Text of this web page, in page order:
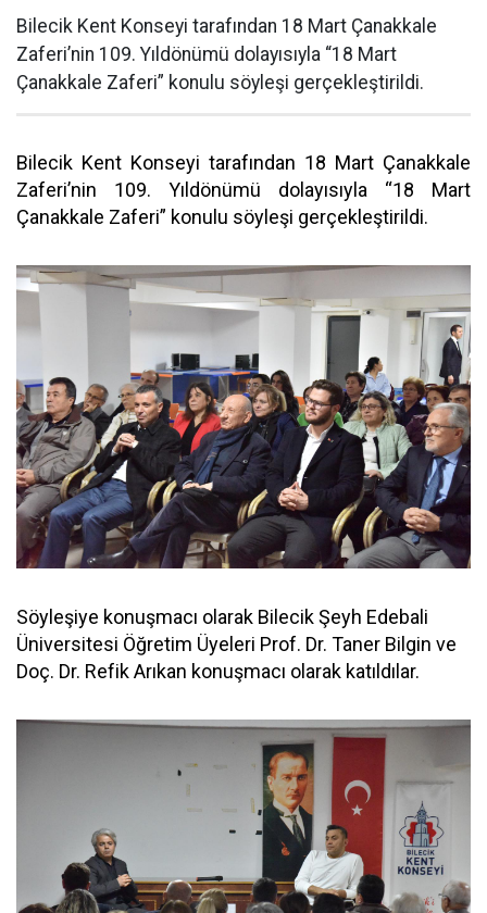
Bilecik Kent Konseyi tarafından 18 Mart Çanakkale
Zaferi’nin 109. Yıldönümü dolayısıyla “18 Mart
Çanakkale Zaferi” konulu söyleşi gerçekleştirildi.
Bilecik Kent Konseyi tarafından 18 Mart Çanakkale
Zaferi’nin 109. Yıldönümü dolayısıyla “18 Mart
Çanakkale Zaferi” konulu söyleşi gerçekleştirildi.
Söyleşiye konuşmacı olarak Bilecik Şeyh Edebali
Üniversitesi Öğretim Üyeleri Prof. Dr. Taner Bilgin ve
Doç. Dr. Refik Arıkan konuşmacı olarak katıldılar.